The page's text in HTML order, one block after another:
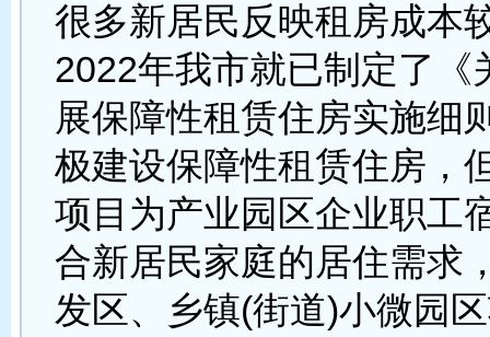
很多新居民反映租房成本
2022年我市就已制定了《
展保障性租赁住房实施细
极建设保障性租赁住房，
项目为产业园区企业职工
合新居民家庭的居住需求
发区、乡镇(街道)小微园